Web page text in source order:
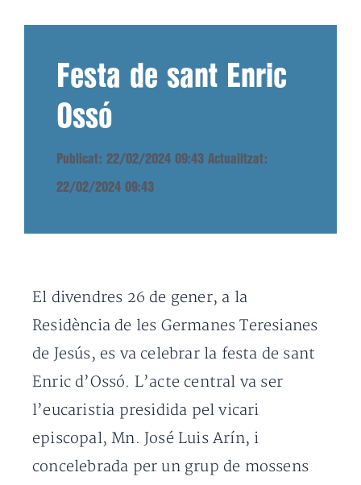
Festa de sant Enric
Ossó
Publicat: 22/02/2024 09:43 Actualitzat:
22/02/2024 09:43
El divendres 26 de gener, a la
Residència de les Germanes Teresianes
de Jesús, es va celebrar la festa de sant
Enric d’Ossó. L’acte central va ser
l’eucaristia presidida pel vicari
episcopal, Mn. José Luis Arín, i
concelebrada per un grup de mossens